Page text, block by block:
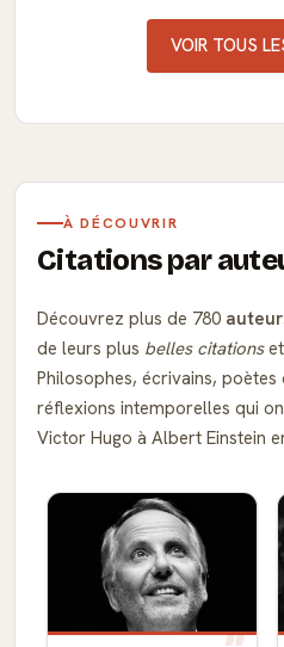
VOIR TOUS
À DÉCOUVRIR
Citations par
Découvrez plus de 780
de leurs plus belles citationset
Philosophes, écrivains,
réflexions intemporelles qui
Victor Hugo à Albert Einstein